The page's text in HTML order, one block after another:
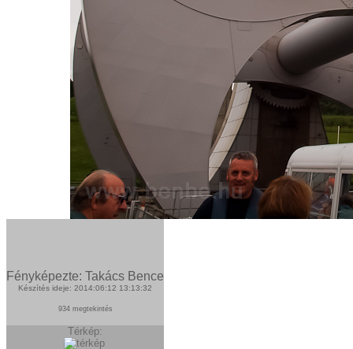
Fényképezte: Takács Bence
Készítés ideje: 2014:06:12 13:13:32
934 megtekintés
Térkép: